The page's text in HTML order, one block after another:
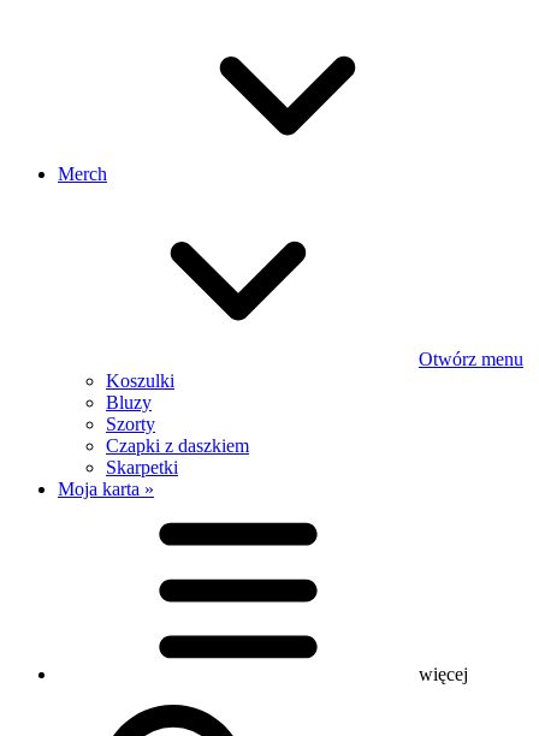
Merch
Otwórz menu
Koszulki
Bluzy
Szorty
Czapki z daszkiem
Skarpetki
Moja karta »
więcej